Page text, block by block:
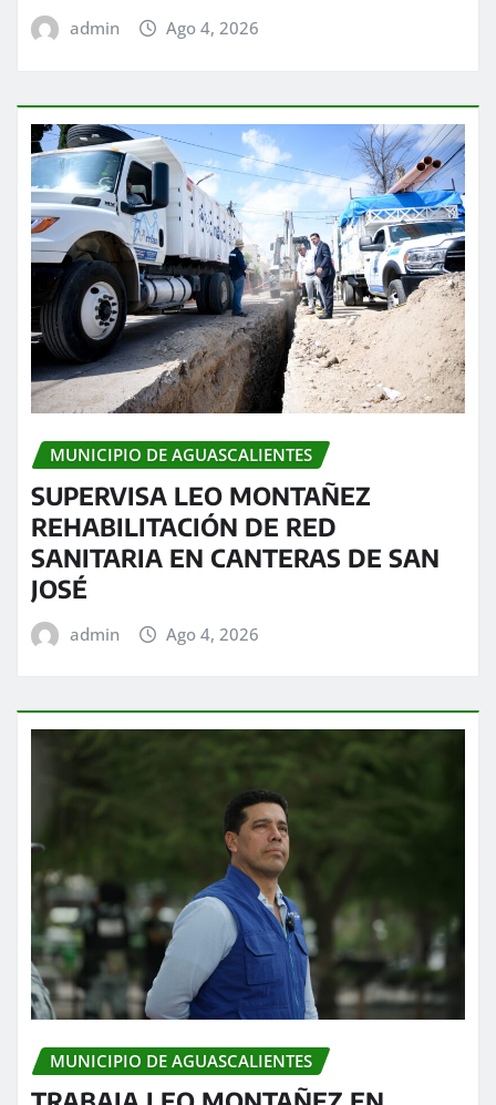
admin Ago 4, 2026
MUNICIPIO DE AGUASCALIENTES
SUPERVISA LEO MONTAÑEZ
REHABILITACIÓN DE RED
SANITARIA EN CANTERAS DE SAN
JOSÉ
admin Ago 4, 2026
MUNICIPIO DE AGUASCALIENTES